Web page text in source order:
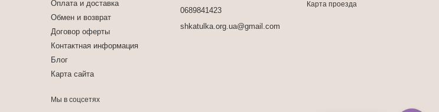
Оплата и доставка
Обмен и возврат
Договор оферты
Контактная информация
Блог
Карта сайта
Мы в соцсетях
0689841423
shkatulka.org.ua@gmail.com
Карта проезда